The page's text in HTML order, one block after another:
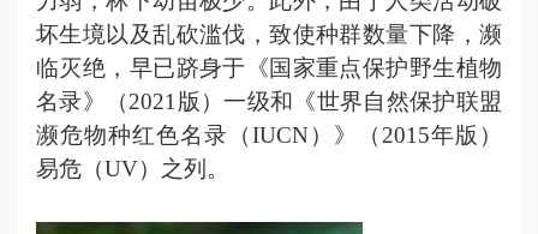
坏生境以及乱砍滥伐，致使种群数量下降，濒
临灭绝，早已跻身于《国家重点保护野生植物
名录》（2021版）一级和《世界自然保护联盟
濒危物种红色名录（IUCN）》（2015年版）
易危（UV）之列。